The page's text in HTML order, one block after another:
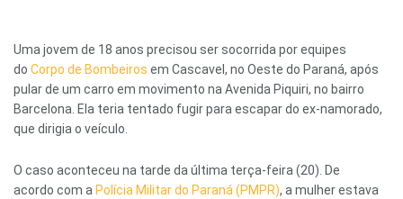
Uma jovem de 18 anos precisou ser socorrida por equipes
do Corpo de Bombeiros em Cascavel, no Oeste do Paraná, após
pular de um carro em movimento na Avenida Piquiri, no bairro
Barcelona. Ela teria tentado fugir para escapar do ex-namorado,
que dirigia o veículo.
O caso aconteceu na tarde da última terça-feira (20). De
acordo com a Polícia Militar do Paraná (PMPR), a mulher estava